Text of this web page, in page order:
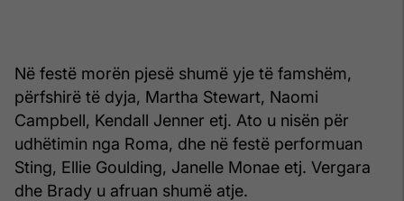
Në festë morën pjesë shumë yje të famshëm,
përfshirë të dyja, Martha Stewart, Naomi
Campbell, Kendall Jenner etj. Ato u nisën për
udhëtimin nga Roma, dhe në festë performuan
Sting, Ellie Goulding, Janelle Monae etj. Vergara
dhe Brady u afruan shumë atje.